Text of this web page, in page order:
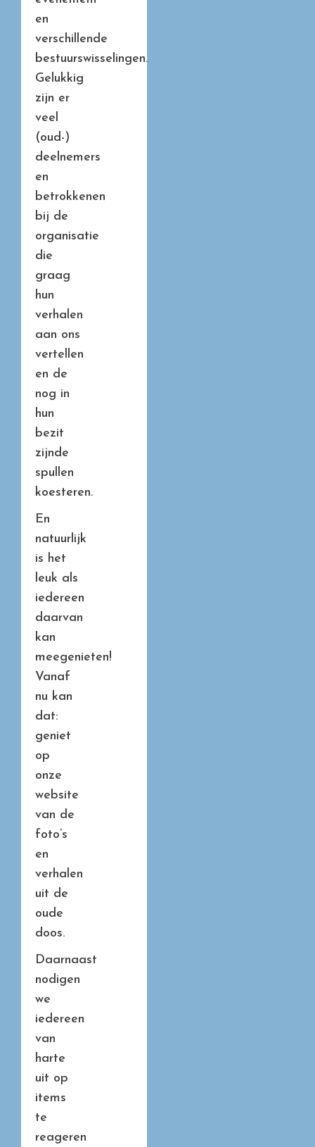
en
verschillende
bestuurswisselingen.
Gelukkig
zijn er
veel
(oud-)
deelnemers
en
betrokkenen
bij de
organisatie
die
graag
hun
verhalen
aan ons
vertellen
en de
nog in
hun
bezit
zijnde
spullen
koesteren.
En
natuurlijk
is het
leuk als
iedereen
daarvan
kan
meegenieten!
Vanaf
nu kan
dat:
geniet
op
onze
website
van de
foto’s
en
verhalen
uit de
oude
doos.
Daarnaast
nodigen
we
iedereen
van
harte
uit op
items
te
reageren